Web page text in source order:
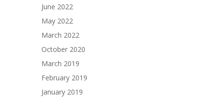
June 2022
May 2022
March 2022
October 2020
March 2019
February 2019
January 2019